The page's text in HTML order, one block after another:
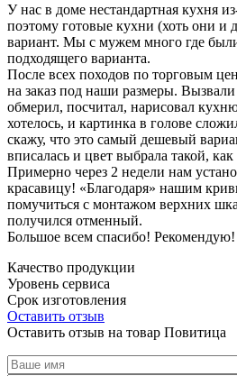
У нас в доме нестандартная кухня
поэтому готовые кухни (хоть они
вариант. Мы с мужем много где
подходящего варианта.
После всех походов по торговым
на заказ под наши размеры.
обмерил, посчитал, нарисовал
хотелось, и картинка в голове
скажу, что это самый дешевый
вписалась и цвет выбрала такой,
Примерно через 2 недели нам
красавицу! «Благодаря» нашим
помучиться с монтажом верхних
получился отменный.
Большое всем спасибо! Рекомендую!
Качество продукции
Уровень сервиса
Срок изготовления
Оставить отзыв
Оставить отзыв на товар Повитица